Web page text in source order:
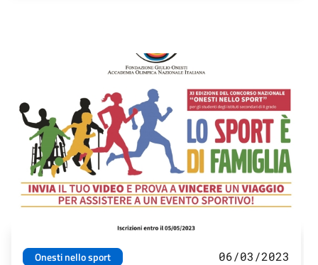
Onesti nello sport 06/03/2023